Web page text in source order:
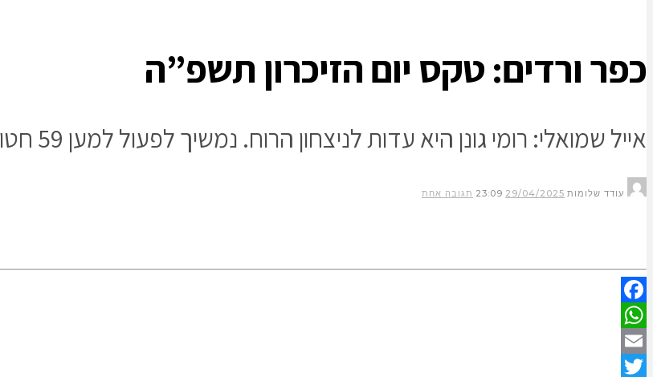
כפר ורדים: טקס יום הזיכרון תשפ”ה
אייל שמואלי: רומי גונן היא עדות לניצחון הרוח. נמשיך לפעול למען 59 חטופות וחטופים שעדיין 570 ימים בשבי
עודד שלומות 29/04/2025
23:09 תגובה אחת
Facebook
WhatsApp
Email